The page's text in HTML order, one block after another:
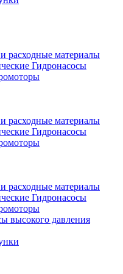
расходные материалы
Гидронасосы
расходные материалы
Гидронасосы
расходные материалы
Гидронасосы
высокого давления